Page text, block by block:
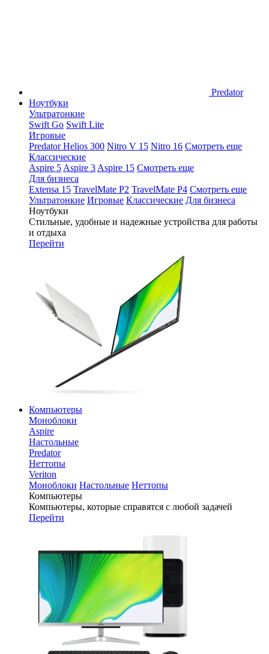
Predator
Ноутбуки
Ультратонкие
Swift Go Swift Lite
Игровые
Predator Helios 300 Nitro V 15 Nitro 16 Смотреть еще
Классические
Aspire 5 Aspire 3 Aspire 15 Смотреть еще
Для бизнеса
Extensa 15 TravelMate P2 TravelMate P4 Смотреть еще
Ультратонкие Игровые Классические Для бизнеса
Ноутбуки
Стильные, удобные и надежные устройства для работы
и отдыха
Перейти
Компьютеры
Моноблоки
Aspire
Настольные
Predator
Неттопы
Veriton
Моноблоки Настольные Неттопы
Компьютеры
Компьютеры, которые справятся с любой задачей
Перейти